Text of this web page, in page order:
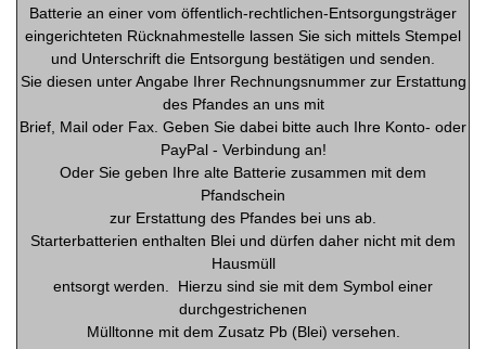
Batterie an einer vom öffentlich-rechtlichen-Entsorgungsträger
eingerichteten Rücknahmestelle lassen Sie sich mittels Stempel
und Unterschrift die Entsorgung bestätigen und senden.
Sie diesen unter Angabe Ihrer Rechnungsnummer zur Erstattung
des Pfandes an uns mit
Brief, Mail oder Fax. Geben Sie dabei bitte auch Ihre Konto- oder
PayPal - Verbindung an!
Oder Sie geben Ihre alte Batterie zusammen mit dem
Pfandschein
zur Erstattung des Pfandes bei uns ab.
Starterbatterien enthalten Blei und dürfen daher nicht mit dem
Hausmüll
entsorgt werden.
Hierzu sind sie mit dem Symbol einer
durchgestrichenen
Mülltonne mit dem Zusatz Pb (Blei) versehen.